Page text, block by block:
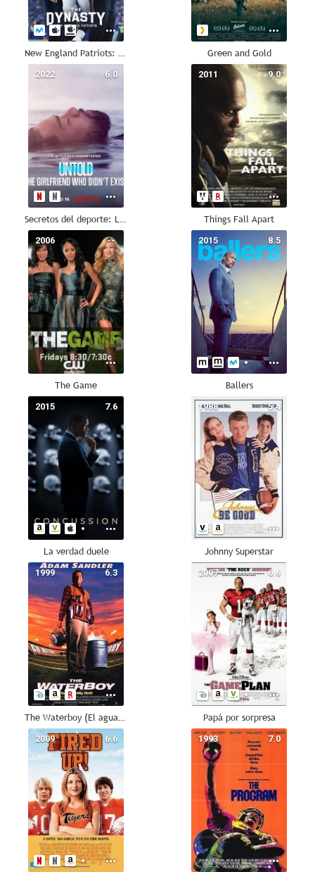
New England Patriots: la dinastía Green and Gold
6.0
2022
Secretos del deporte: La novia que no existía
9.0
2011
Things Fall Apart
--
2006
The Game
8.5
2015
Ballers
7.6
2015
La verdad duele
5.4
1988
Johnny Superstar
6.3
1999
The Waterboy (El aguador)
6.6
2007
Papá por sorpresa
6.6
2009 7.0
1993